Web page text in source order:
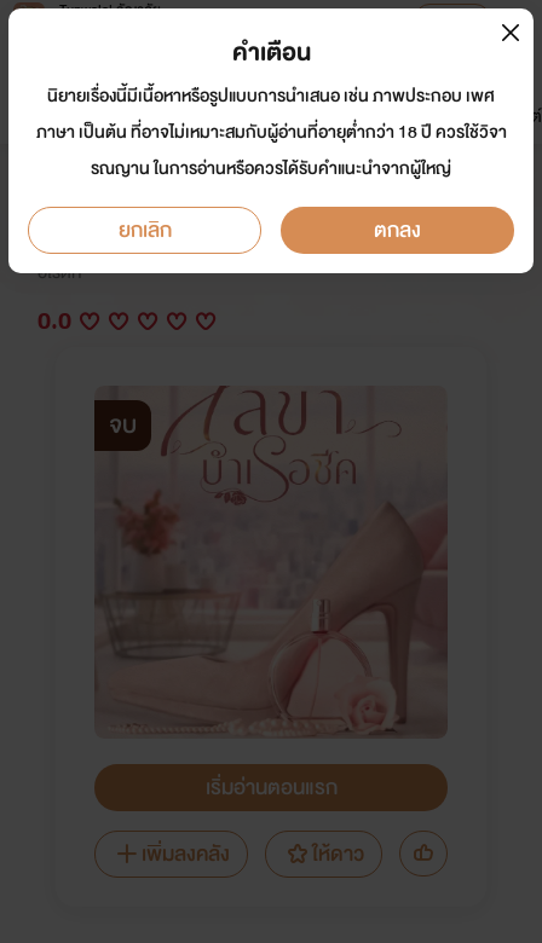
Tunwalai ธัญวลัย
หน้าแรก นิยาย อีบุ๊ก การ์ตูน
มาใหม่
ดรีมแชท ธัญลิสต์
เลขาบำเรอชีค ( END l ติดเหรียญ )
นักเขียน: คณานางค์
อีโรติก
0.0
จบ
เริ่มอ่านตอนแรก
เพิ่มลงคลัง
ให้ดาว
คำเตือน
นิยายเรื่องนี้มีเนื้อหาหรือรูปแบบการนำเสนอ เช่น ภาพประกอบ เพศ
ภาษา เป็นต้น ที่อาจไม่เหมาะสมกับผู้อ่านที่อายุต่ำกว่า 18 ปี ควรใช้วิจา
รณญาน ในการอ่านหรือควรได้รับคำแนะนำจากผู้ใหญ่
ยกเลิก ตกลง